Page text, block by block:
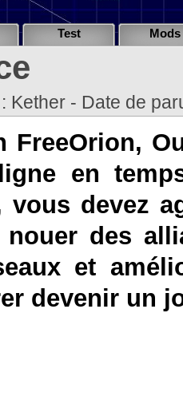
Test Mods
Kether - Date de
FreeOrion,
en
vous devez
nouer des
et
devenir un